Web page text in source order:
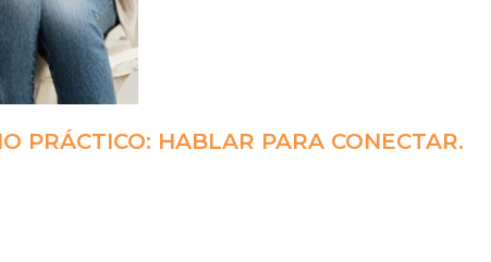
PRÁCTICO: HABLAR PARA CONECTAR.